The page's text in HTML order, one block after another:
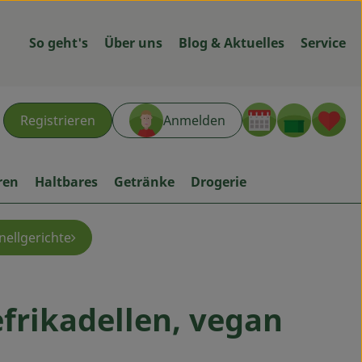
So geht's Über uns Blog & Aktuelles Service
Registrieren Anmelden
Haltbares Getränke Drogerie
vegan